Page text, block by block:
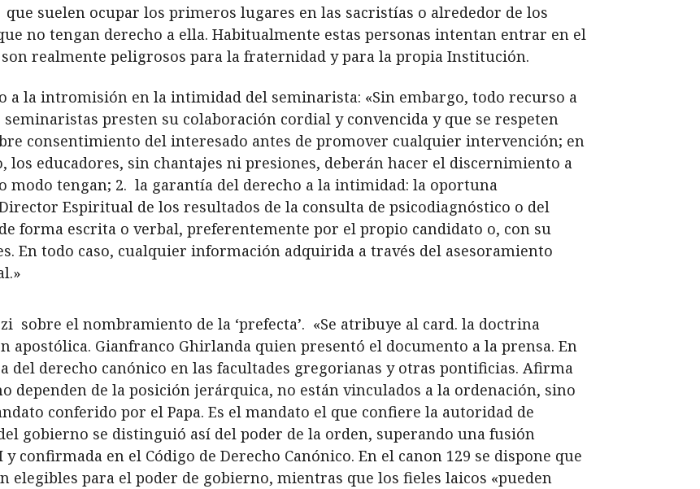
suelen ocupar los primeros lugares en las sacristías o alrededor de los
no tengan derecho a ella. Habitualmente estas personas intentan entrar en el
realmente peligrosos para la fraternidad y para la propia Institución.
a la intromisión en la intimidad del seminarista: «Sin embargo, todo recurso a
presten su colaboración cordial y convencida y que se respeten
consentimiento del interesado antes de promover cualquier intervención; en
los educadores, sin chantajes ni presiones, deberán hacer el discernimiento a
modo tengan; 2. la garantía del derecho a la intimidad: la oportuna
Espiritual de los resultados de la consulta de psicodiagnóstico o del
forma escrita o verbal, preferentemente por el propio candidato o, con su
En todo caso, cualquier información adquirida a través del asesoramiento
sobre el nombramiento de la ‘prefecta’. «Se atribuye al card. la doctrina
apostólica. Gianfranco Ghirlanda quien presentó el documento a la prensa. En
del derecho canónico en las facultades gregorianas y otras pontificias. Afirma
dependen de la posición jerárquica, no están vinculados a la ordenación, sino
conferido por el Papa. Es el mandato el que confiere la autoridad de
gobierno se distinguió así del poder de la orden, superando una fusión
confirmada en el Código de Derecho Canónico. En el canon 129 se dispone que
elegibles para el poder de gobierno, mientras que los fieles laicos «pueden